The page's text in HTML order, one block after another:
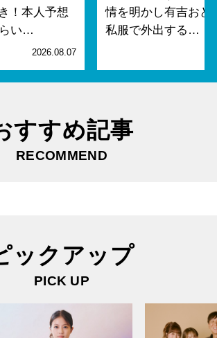
！本人予想
らい…
2026.08.07
情を明かし有吉おど
私服で外出する…
すすめ記事
RECOMMEND
ックアップ
PICK UP